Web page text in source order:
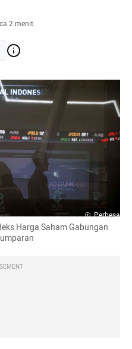
2 menit
Perbesar
Harga Saham Gabungan